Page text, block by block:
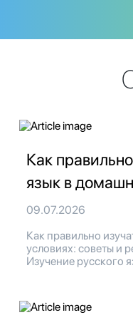
Как
язык в
09.07.2026
Как правильно
условиях: советы и
Изучение русского